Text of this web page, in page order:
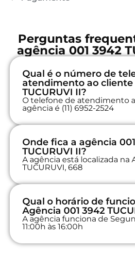
Perguntas
agência 001 3942
Qual é o número de
atendimento ao cliente
TUCURUVI II?
O telefone de atendimento
agência é (11) 6952-2524
Onde fica a agência
TUCURUVI II?
A agência está localizada na
TUCURUVI, 668
Qual o horário de
Agência 001 3942
A agência funciona de
11:00h às 16:00h